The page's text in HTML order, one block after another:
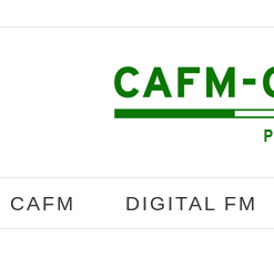
CAFM DIGITAL FM